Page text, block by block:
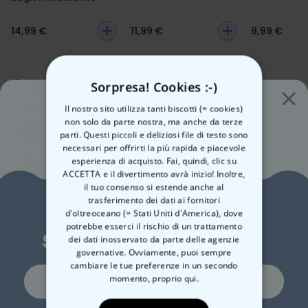
14,99 € 11,99 € 9,99 €
Avete già visto questi?
Copertina Personalizzata
con Faccia
39,99 €
Puzzle Personalizzato
con Foto
24,99 €
Sorpresa! Cookies :-)
Il nostro sito utilizza tanti biscotti (= cookies)
non solo da parte nostra, ma anche da terze
parti. Questi piccoli e deliziosi file di testo sono
necessari per offrirti la più rapida e piacevole
esperienza di acquisto. Fai, quindi, clic su
ACCETTA e il divertimento avrà inizio! Inoltre,
il tuo consenso si estende anche al
trasferimento dei dati ai fornitori
d'oltreoceano (= Stati Uniti d'America), dove
potrebbe esserci il rischio di un trattamento
dei dati inosservato da parte delle agenzie
governative. Ovviamente, puoi sempre
cambiare le tue preferenze in un secondo
momento, proprio qui.
Vuoi uno
sconto del 10%?
Si, certo!